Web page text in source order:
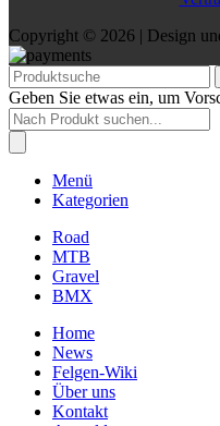
Copyright © 2026 | Design
Geben Sie etwas ein, um
Products
search
Menü
Kategorien
Road
MTB
Gravel
BMX
Home
News
Felgen-Wiki
Über uns
Kontakt